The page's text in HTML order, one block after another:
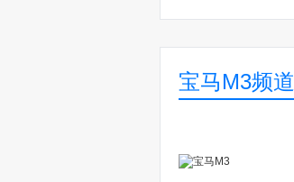
宝马M3频道